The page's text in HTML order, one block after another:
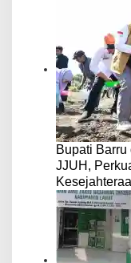
Bupati
JJUH,